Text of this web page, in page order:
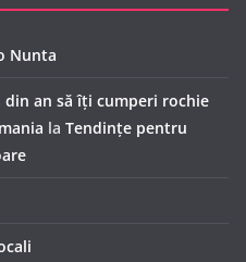
Nunta
din an să îți cumperi rochie
la Tendințe pentru